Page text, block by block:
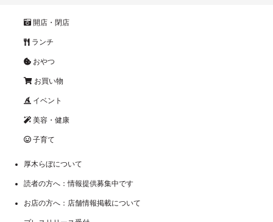
開店・閉店
ランチ
おやつ
お買い物
イベント
美容・健康
子育て
厚木らぼについて
読者の方へ：情報提供募集中です
お店の方へ：店舗情報掲載について